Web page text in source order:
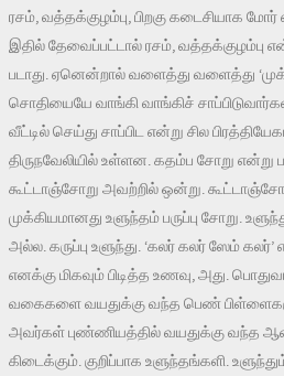
ரசம், வத்தக்குழம்பு, பிறகு கடைசியாக
இதில் தேவைப்பட்டால் ரசம், வத்தக்குழம்பு
படாது. ஏனென்றால் வளைத்து வளைத்து
சொதியையே வாங்கி வாங்கிச்
வீட்டில் செய்து சாப்பிட என்று சில
திருநவேலியில் உள்ளன. கதம்ப சோறு
கூட்டாஞ்சோறு அவற்றில் ஒன்று.
முக்கியமானது உளுந்தம் பருப்பு சோறு.
அல்ல. கருப்பு உளுந்து. ‘கலர் கலர் ஸேம்
எனக்கு மிகவும் பிடித்த உணவு, அது.
வகைகளை வயதுக்கு வந்த பெண்
அவர்கள் புண்ணியத்தில் வயதுக்கு வந்த
கிடைக்கும். குறிப்பாக உளுந்தங்களி.